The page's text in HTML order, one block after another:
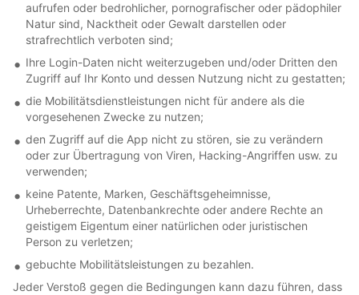
aufrufen oder bedrohlicher, pornografischer oder pädophiler
Natur sind, Nacktheit oder Gewalt darstellen oder
strafrechtlich verboten sind;
Ihre Login-Daten nicht weiterzugeben und/oder Dritten den
Zugriff auf Ihr Konto und dessen Nutzung nicht zu gestatten;
die Mobilitätsdienstleistungen nicht für andere als die
vorgesehenen Zwecke zu nutzen;
den Zugriff auf die App nicht zu stören, sie zu verändern
oder zur Übertragung von Viren, Hacking-Angriffen usw. zu
verwenden;
keine Patente, Marken, Geschäftsgeheimnisse,
Urheberrechte, Datenbankrechte oder andere Rechte an
geistigem Eigentum einer natürlichen oder juristischen
Person zu verletzen;
gebuchte Mobilitätsleistungen zu bezahlen.
Jeder Verstoß gegen die Bedingungen kann dazu führen, dass